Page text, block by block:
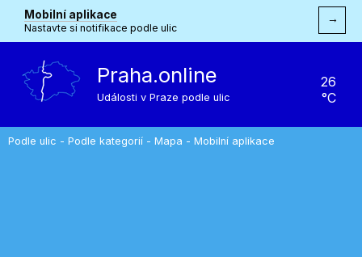
Mobilní aplikace
Nastavte si notifikace podle ulic
→
Praha.online
Události v Praze podle ulic
26
°C
Podle ulic - Podle kategorií - Mapa - Mobilní aplikace